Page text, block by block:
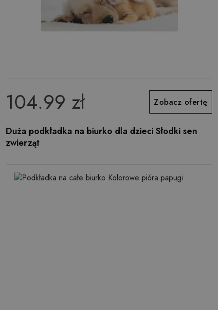
104.99 zł Zobacz ofertę
Duża podkładka na biurko dla dzieci Słodki sen
zwierząt